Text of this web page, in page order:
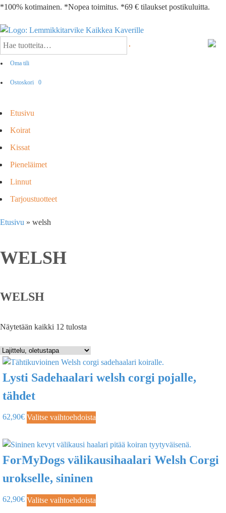
*100% kotimainen. *Nopea toimitus. *69 € tilaukset postikuluitta.
Oma tili
Ostoskori 0
Etusivu
Koirat
Kissat
Pieneläimet
Linnut
Tarjoustuotteet
Etusivu » welsh
WELSH
WELSH
Näytetään kaikki 12 tulosta
Lysti Sadehaalari welsh corgi pojalle,
tähdet
62,90€ Valitse vaihtoehdoista
ForMyDogs välikausihaalari Welsh Corgi
urokselle, sininen
62,90€ Valitse vaihtoehdoista